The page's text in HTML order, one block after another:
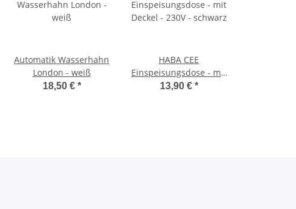
Automatik Wasserhahn
London - weiß
18,50 € *
HABA CEE
Einspeisungsdose - mit
Deckel - 230V - schwarz
13,90 € *